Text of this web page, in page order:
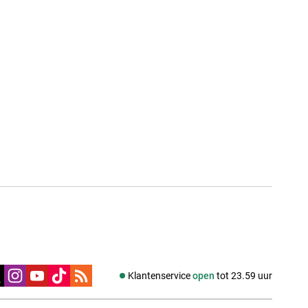
Klantenserviceopen tot 23.59 uur